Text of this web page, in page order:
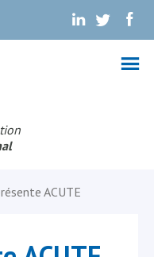
. . .
l
ACUTE